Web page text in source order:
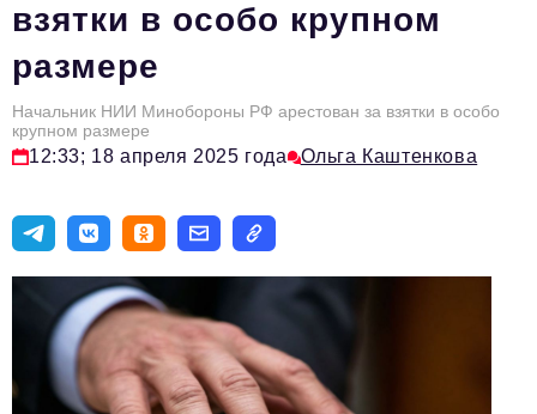
Юридический практикум
Стиль жизни
Туризм
Импортозамещение
Эксперты
Авторские материалы
Видео
Телефон редакции:+7 495 727-01-67
взятки в особо крупном
размере
Начальник НИИ Минобороны РФ арестован за взятки в особо
крупном размере
12:33; 18 апреля 2025 года Ольга Каштенкова